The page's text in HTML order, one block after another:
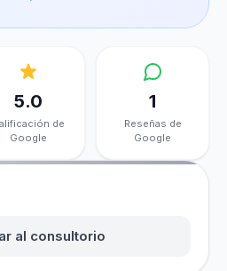
5.0
de
Google
1
Reseñas de
Google
al consultorio